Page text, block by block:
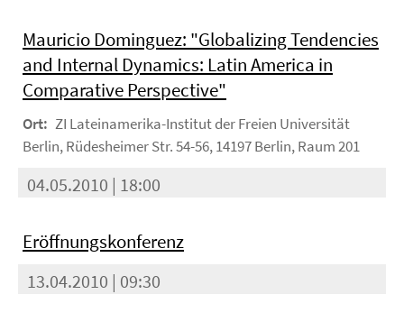
Mauricio Dominguez: "Globalizing Tendencies
and Internal Dynamics: Latin America in
Comparative Perspective"
Ort: ZI Lateinamerika-Institut der Freien Universität
Berlin, Rüdesheimer Str. 54-56, 14197 Berlin, Raum 201
04.05.2010 | 18:00
Eröffnungskonferenz
13.04.2010 | 09:30